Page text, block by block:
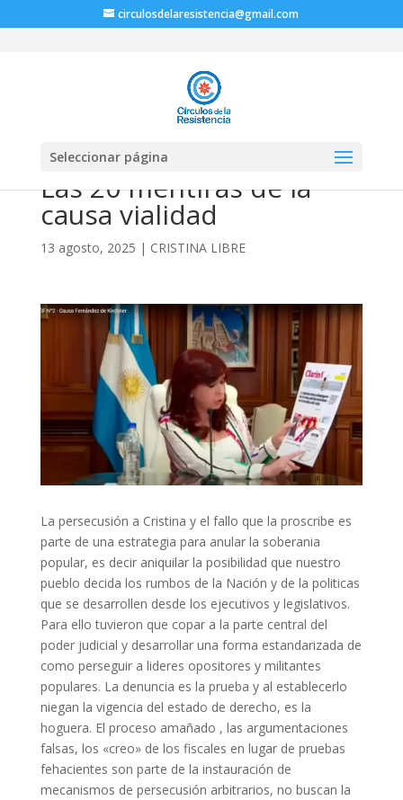
circulosdelaresistencia@gmail.com
Seleccionar página
Las 20 mentiras de la
causa vialidad
13 agosto, 2025 | CRISTINA LIBRE
La persecusión a Cristina y el fallo que la proscribe es
parte de una estrategia para anular la soberania
popular, es decir aniquilar la posibilidad que nuestro
pueblo decida los rumbos de la Nación y de la politicas
que se desarrollen desde los ejecutivos y legislativos.
Para ello tuvieron que copar a la parte central del
poder judicial y desarrollar una forma estandarizada de
como perseguir a lideres opositores y militantes
populares. La denuncia es la prueba y al establecerlo
niegan la vigencia del estado de derecho, es la
hoguera. El proceso amañado , las argumentaciones
falsas, los «creo» de los fiscales en lugar de pruebas
fehacientes son parte de la instauración de
mecanismos de persecusión arbitrarios, no buscan la